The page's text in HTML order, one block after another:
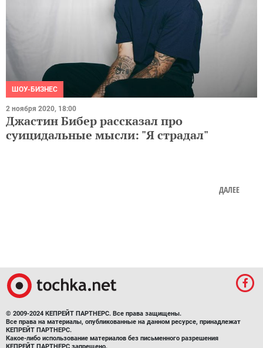
ШОУ-БИЗНЕС
2 ноября 2020, 18:00
Джастин Бибер рассказал про
суицидальные мысли: "Я страдал"
ДАЛЕЕ
© 2009-2024 КЕПРЕЙТ ПАРТНЕРС. Все права защищены.
Все права на материалы, опубликованные на данном ресурсе, принадлежат
КЕПРЕЙТ ПАРТНЕРС.
Какое-либо использование материалов без письменного разрешения